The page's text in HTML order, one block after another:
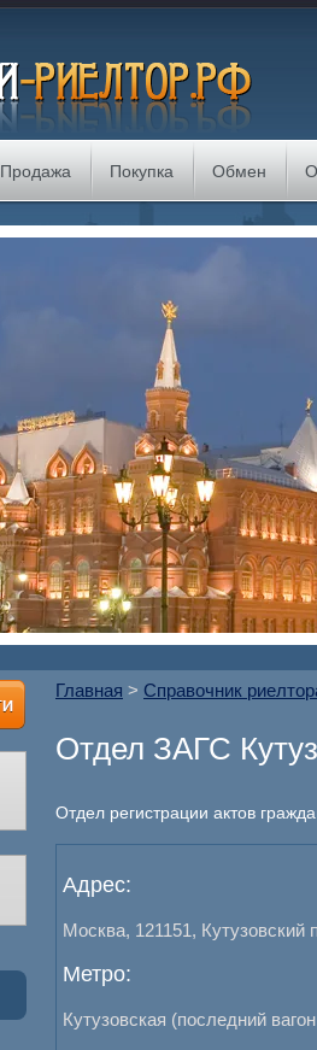
Продажа Покупка Обмен
Главная > Справочник
Отдел ЗАГС
Отдел регистрации актов
Адрес:
Москва, 121151, Кутузовский
Метро:
Кутузовская (последний